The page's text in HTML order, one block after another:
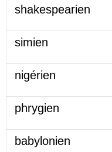
shakespearien
simien
nigérien
phrygien
babylonien